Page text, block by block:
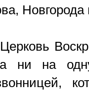
ни на